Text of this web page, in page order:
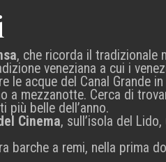
, che ricorda il tradizionale
veneziana a cui i
acque del Canal Grande
a mezzanotte. Cerca di
più belle dell’anno.
Cinema, sull’isola del
barche a remi, nella prima